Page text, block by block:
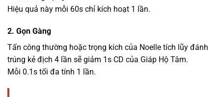
Hiệu quả này mỗi 60s chỉ kích hoạt 1 lần.
2. Gọn Gàng
Tấn công thường hoặc trọng kích của Noelle tích lũy đánh
trúng kẻ địch 4 lần sẽ giảm 1s CD của Giáp Hộ Tâm.
Mỗi 0.1s tối đa tính 1 lần.